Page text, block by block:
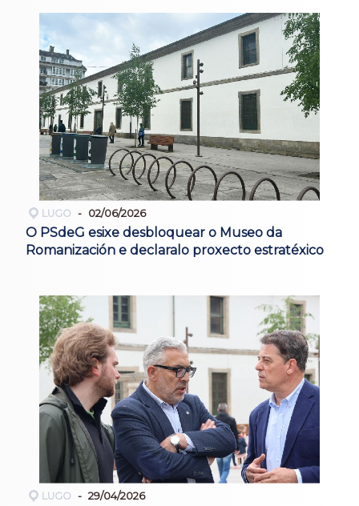
LUGO 02/06/2026
O PSdeG esixe desbloquear o Museo da
Romanización e declaralo proxecto estratéxico
LUGO 29/04/2026